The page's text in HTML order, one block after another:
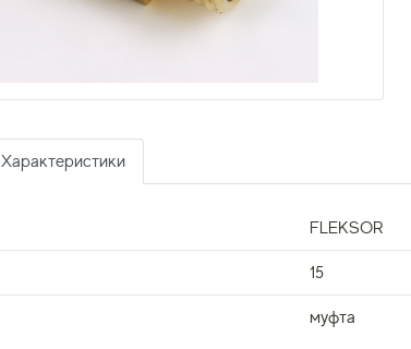
Характеристики
FLEKSOR
15
муфта